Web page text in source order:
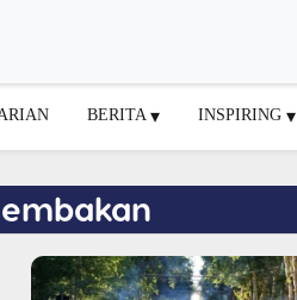
BERITA INSPIRING